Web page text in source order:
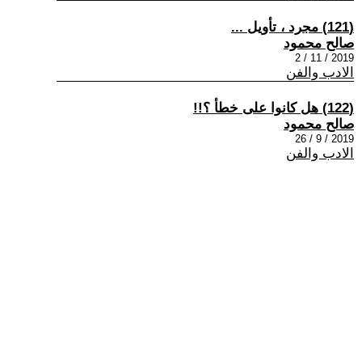
(121) مجرد ، تأويل ...
صالح محمود
2019 / 11 / 2
الادب والفن
(122) هل كانوا على خطأ ؟!!
صالح محمود
2019 / 9 / 26
الادب والفن